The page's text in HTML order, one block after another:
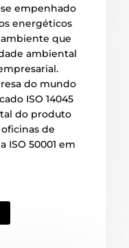
empenhado
energéticos
que
ambiental
do mundo
ISO 14045
do produto
oficinas de
ISO 50001 em